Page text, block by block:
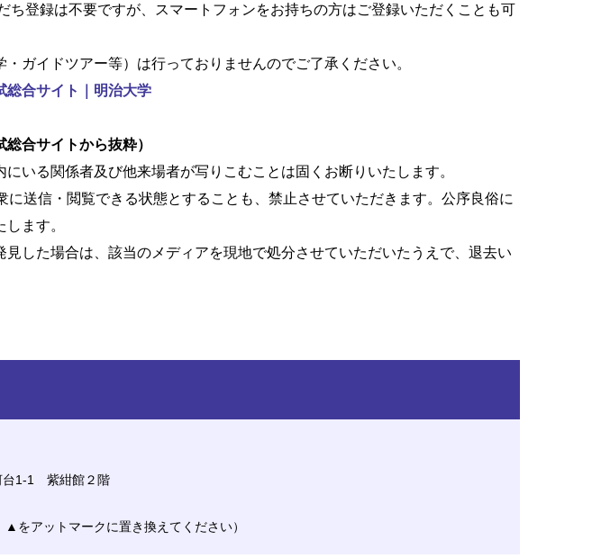
ち登録は不要ですが、スマートフォンをお持ちの方はご登録いただくことも可
ガイドツアー等）は行っておりませんのでご了承ください。
総合サイト｜明治大学
合サイトから抜粋）
いる関係者及び他来場者が写りこむことは固くお断りいたします。
送信・閲覧できる状態とすることも、禁止させていただきます。公序良俗に
ます。
した場合は、該当のメディアを現地で処分させていただいたうえで、退去い
台1-1 紫紺館２階
アットマークに置き換えてください）